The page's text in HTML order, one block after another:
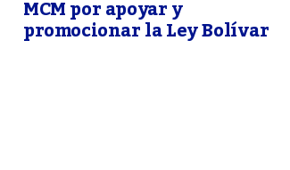
MCM por apoyar y
promocionar la Ley Bolívar